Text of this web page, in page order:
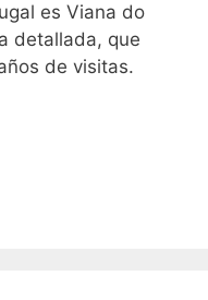
es Viana do
detallada, que
de visitas.